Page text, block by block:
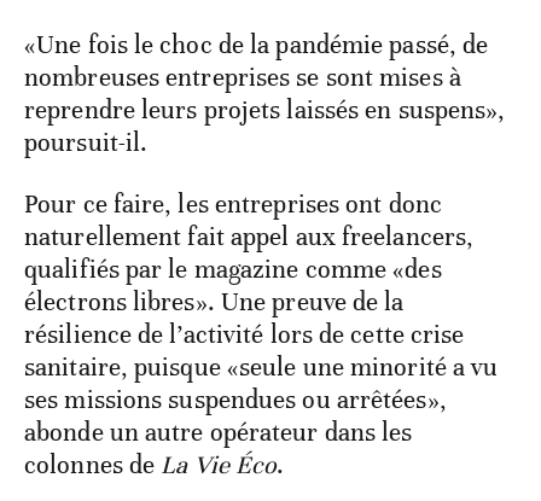
«Une fois le choc de la pandémie passé, de
nombreuses entreprises se sont mises à
reprendre leurs projets laissés en suspens»,
poursuit-il.
Pour ce faire, les entreprises ont donc
naturellement fait appel aux freelancers,
qualifiés par le magazine comme «des
électrons libres». Une preuve de la
résilience de l’activité lors de cette crise
sanitaire, puisque «seule une minorité a vu
ses missions suspendues ou arrêtées»,
abonde un autre opérateur dans les
colonnes de La Vie Éco.